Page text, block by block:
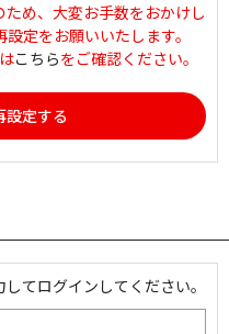
め、大変お手数をおかけし
定をお願いいたします。
こちらをご確認ください。
設定する
てログインしてください。